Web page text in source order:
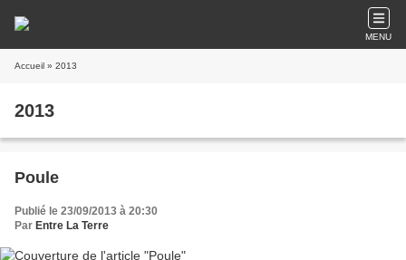
MENU
Accueil » 2013
2013
Poule
Publié le 23/09/2013 à 20:30
Par Entre La Terre